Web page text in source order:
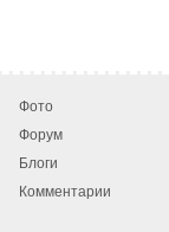
Фото
Форум
Блоги
Комментарии